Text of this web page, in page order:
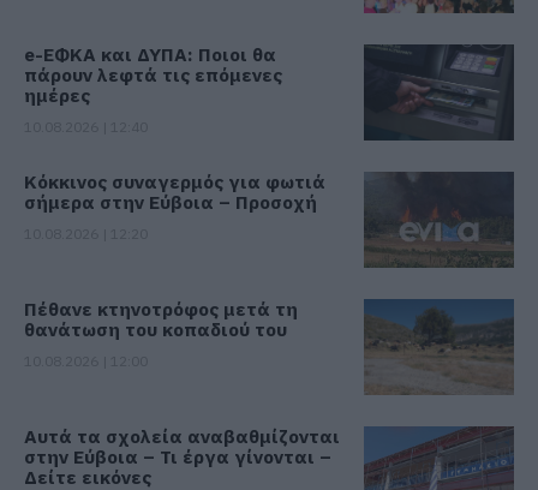
e-ΕΦΚΑ και ΔΥΠΑ: Ποιοι θα
πάρουν λεφτά τις επόμενες
ημέρες
Κόκκινος συναγερμός για φωτιά
σήμερα στην Εύβοια – Προσοχή
Πέθανε κτηνοτρόφος μετά τη
θανάτωση του κοπαδιού του
Αυτά τα σχολεία αναβαθμίζονται
στην Εύβοια – Τι έργα γίνονται –
Δείτε εικόνες